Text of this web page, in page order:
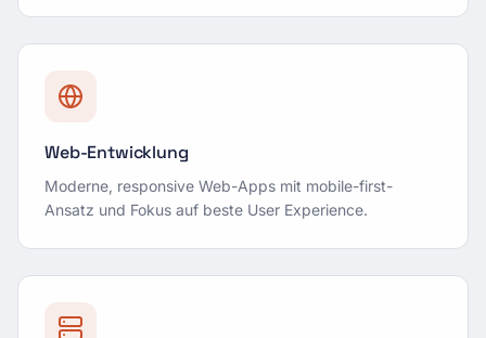
Web-Entwicklung
Moderne, responsive Web-Apps mit mobile-first-
Ansatz und Fokus auf beste User Experience.